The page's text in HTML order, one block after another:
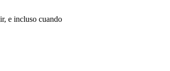
e incluso cuando